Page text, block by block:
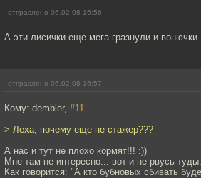
отправлено 06.02.08 16:56
А эти лисички еще мега-гразнули и вонючки
отправлено 06.02.08 16:57
Кому: dembler, #11
> Леха, почему еще не стажер???
А нас и тут не плохо кормят!!! :))
Мне там не интересно... вот и не рвусь
Как говорится: "А кто бубновых сбивать